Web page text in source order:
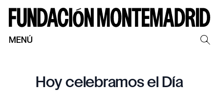
MENÚ
Hoy celebramos el Día